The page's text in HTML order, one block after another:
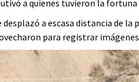
a quienes tuvieron la fortuna
desplazó a escasa distancia de
para registrar